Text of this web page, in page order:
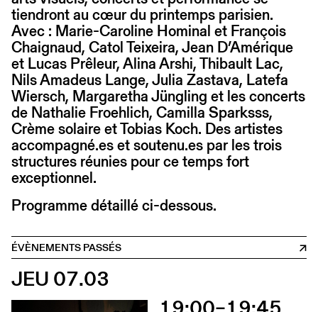
tiendront au cœur du printemps parisien.
Avec : Marie-Caroline Hominal et François
Chaignaud, Catol Teixeira, Jean D’Amérique
et Lucas Prêleur, Alina Arshi, Thibault Lac,
Nils Amadeus Lange, Julia Zastava, Latefa
Wiersch, Margaretha Jüngling et les concerts
de Nathalie Froehlich, Camilla Sparksss,
Crème solaire et Tobias Koch. Des artistes
accompagné.es et soutenu.es par les trois
structures réunies pour ce temps fort
exceptionnel.
Programme détaillé ci-dessous.
ÉVÈNEMENTS PASSÉS
JEU 07.03